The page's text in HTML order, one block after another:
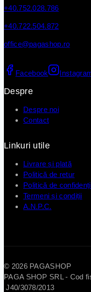
+40.752.028.786
+40.722.504.872
office@pagashop.ro
Facebook
Despre
Despre noi
Contact
Linkuri utile
Livrare și plată
Politică de retur
Politică de
Termeni și condiții
A.N.P.C.
© 2026 PAGASHOP
PAGA SHOP SRL - Cod
J40/3078/2013